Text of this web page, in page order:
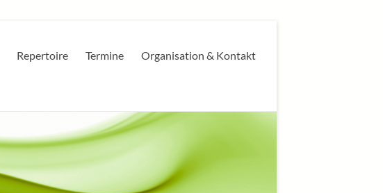
Repertoire Termine Organisation & Kontakt